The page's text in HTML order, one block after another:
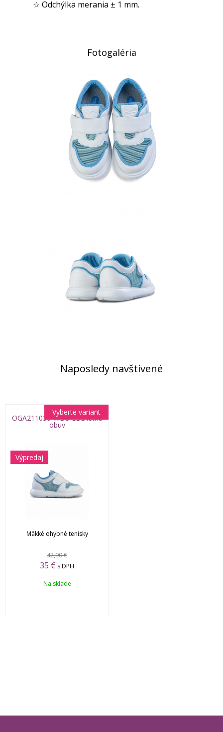
☆ Odchýlka merania ± 1 mm.
Fotogaléria
Naposledy navštívené
OGA211030-WBU LBL letná
obuv
Výpredaj
Mäkké ohybné tenisky
42,90 €
35 € s DPH
Vyberte variant
Na sklade